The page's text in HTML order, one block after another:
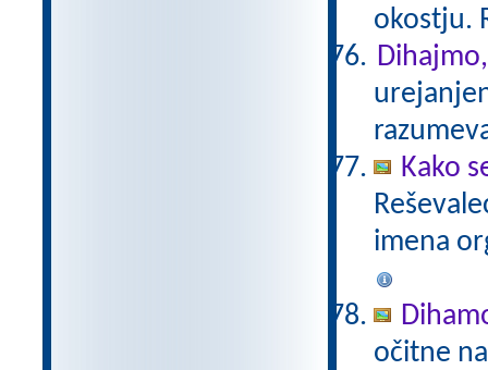
okostju.
Kako
imena
očitne